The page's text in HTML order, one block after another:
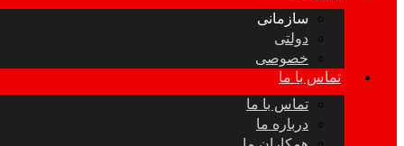
سازمانی
دولتی
خصوصی
تماس با ما
تماس با ما
درباره ما